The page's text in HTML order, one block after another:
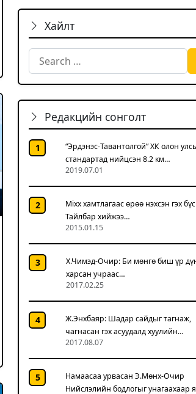
Хайлт
Search for:
Редакцийн сонголт
1
“Эрдэнэс-Тавантолгой” ХК олон
стандартад нийцсэн 8.2 км…
2019.07.01
2
Mixx хамтлагаас өрөө нэхсэн гэх
Тайлбар хийжээ…
2015.01.15
3
Х.Чимэд-Очир: Би мөнгө биш үр
харсан учраас…
2017.02.25
4
Ж.Энхбаяр: Шадар сайдыг тагнаж,
чагнасан гэх асуудалд хуулийн…
2017.08.07
5
Намаасаа урвасан Э.Мөнх-Очир
Нийслэлийн бодлогыг унагаахаар